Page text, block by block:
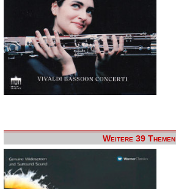
Weitere 39 Themen